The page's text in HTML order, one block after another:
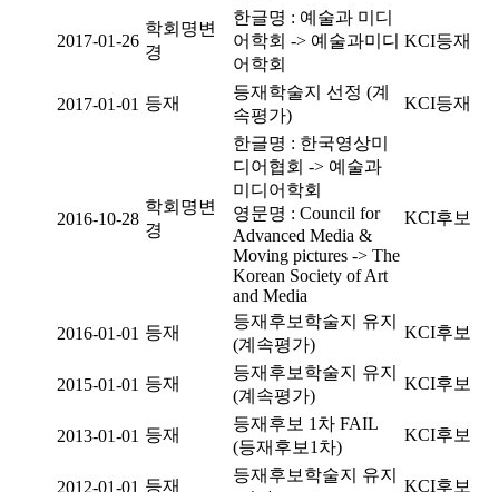
2017-01-26
학회명변
경
한글명 : 예술과 미디
어학회 -> 예술과미디
어학회
KCI등재
2017-01-01 등재
등재학술지 선정 (계
속평가)
KCI등재
2016-10-28
학회명변
경
한글명 : 한국영상미
디어협회 -> 예술과
미디어학회
영문명 : Council for
Advanced Media &
Moving pictures -> The
Korean Society of Art
and Media
KCI후보
2016-01-01 등재
등재후보학술지 유지
(계속평가)
KCI후보
2015-01-01 등재
등재후보학술지 유지
(계속평가)
KCI후보
2013-01-01 등재
등재후보 1차 FAIL
(등재후보1차)
KCI후보
2012-01-01 등재
등재후보학술지 유지
KCI후보